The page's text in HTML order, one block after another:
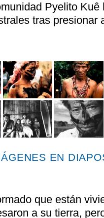
Pyelito Kuê
tras presionar
EN
que están
a su tierra,